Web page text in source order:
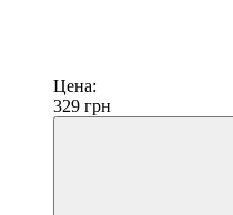
Цена:
329 грн